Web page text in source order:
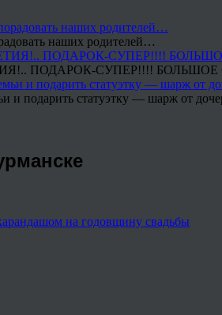
наших родителей…
ПОДАРОК-СУПЕР!!!!
и подарить статуэтку — шарж от